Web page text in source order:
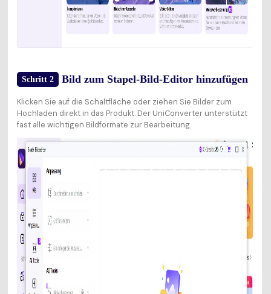
Schritt 2 Bild zum Stapel-Bild-Editor hinzufügen
Klicken Sie auf die Schaltfläche oder ziehen Sie Bilder zum
Hochladen direkt in das Produkt. Der UniConverter unterstützt
fast alle wichtigen Bildformate zur Bearbeitung.